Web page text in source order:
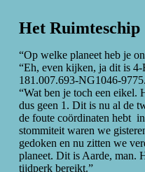
Het Ruimteschip
“Op welke planeet heb je
“Eh, even kijken, ja dit is 4-
181.007.693-NG1046-
“Wat ben je toch een eikel.
dus geen 1. Dit is nu al de
de foute coördinaten hebt
stommiteit waren we
gedoken en nu zitten we
planeet. Dit is Aarde, man.
tijdperk bereikt.”